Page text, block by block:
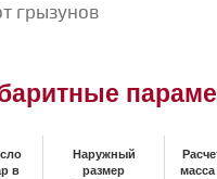
грызунов
в
Наружный
размер